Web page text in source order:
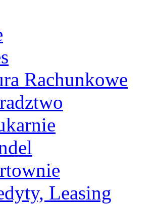
Rachunkowe
Leasing